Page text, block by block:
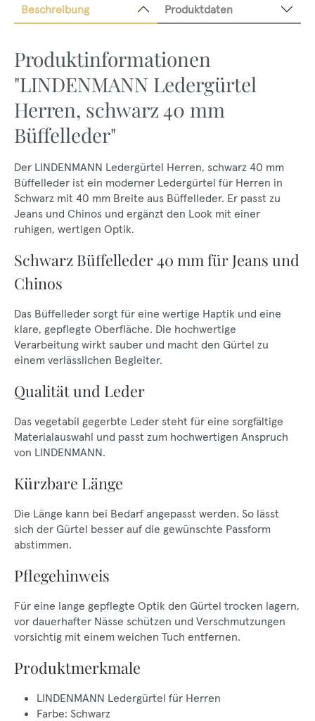
Beschreibung Produktdaten
Produktinformationen
"LINDENMANN Ledergürtel
Herren, schwarz 40 mm
Büffelleder"
Der LINDENMANN Ledergürtel Herren, schwarz 40 mm
Büffelleder ist ein moderner Ledergürtel für Herren in
Schwarz mit 40 mm Breite aus Büffelleder. Er passt zu
Jeans und Chinos und ergänzt den Look mit einer
ruhigen, wertigen Optik.
Schwarz Büffelleder 40 mm für Jeans und
Chinos
Das Büffelleder sorgt für eine wertige Haptik und eine
klare, gepflegte Oberfläche. Die hochwertige
Verarbeitung wirkt sauber und macht den Gürtel zu
einem verlässlichen Begleiter.
Qualität und Leder
Das vegetabil gegerbte Leder steht für eine sorgfältige
Materialauswahl und passt zum hochwertigen Anspruch
von LINDENMANN.
Kürzbare Länge
Die Länge kann bei Bedarf angepasst werden. So lässt
sich der Gürtel besser auf die gewünschte Passform
abstimmen.
Pflegehinweis
Für eine lange gepflegte Optik den Gürtel trocken lagern,
vor dauerhafter Nässe schützen und Verschmutzungen
vorsichtig mit einem weichen Tuch entfernen.
Produktmerkmale
LINDENMANN Ledergürtel für Herren
Farbe: Schwarz